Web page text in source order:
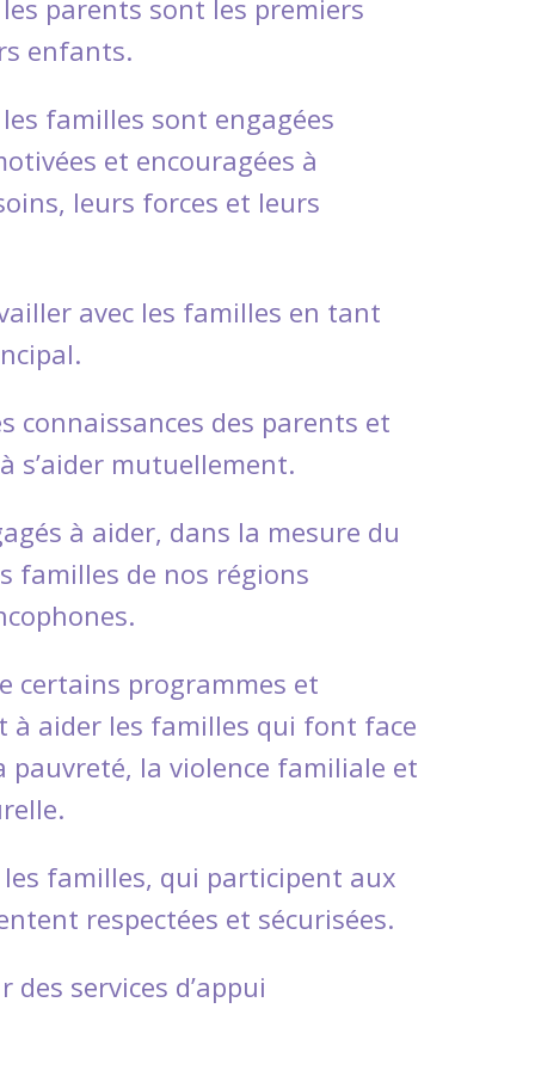
parents sont les premiers
enfants.
familles sont engagées
et encouragées à
leurs forces et leurs
avec les familles en tant
connaissances des parents et
s’aider mutuellement.
à aider, dans la mesure du
familles de nos régions
certains programmes et
à aider les familles qui font face
pauvreté, la violence familiale et
familles, qui participent aux
respectées et sécurisées.
services d’appui